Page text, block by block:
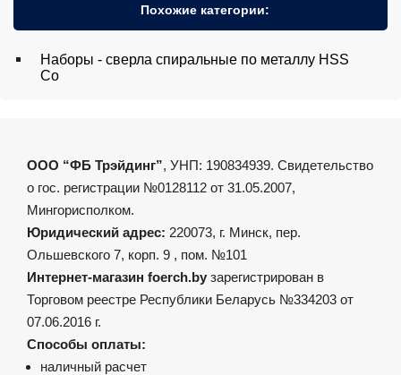
Похожие категории:
Наборы - сверла спиральные по металлу HSS
Co
ООО “ФБ Трэйдинг”, УНП: 190834939. Свидетельство
о гос. регистрации №0128112 от 31.05.2007,
Мингорисполком.
Юридический адрес: 220073, г. Минск, пер.
Ольшевского 7, корп. 9 , пом. №101
Интернет-магазин foerch.by зарегистрирован в
Торговом реестре Республики Беларусь №334203 от
07.06.2016 г.
Способы оплаты:
наличный расчет